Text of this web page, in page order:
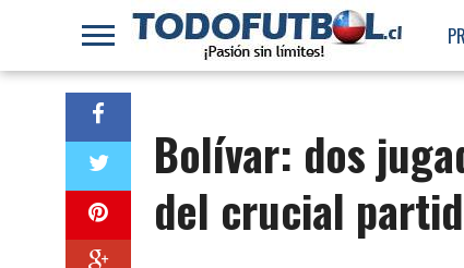
Bolívar: dos
del crucial